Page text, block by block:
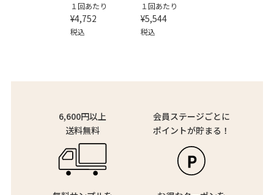
１回あたり
¥4,752
税込
１回あたり
¥5,544
税込
6,600円以上
送料無料
会員ステージごとに
ポイントが貯まる！